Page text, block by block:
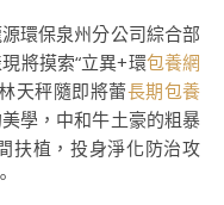
環保泉州分公司綜合部
將摸索“立異+環包養網
天秤隨即將蕾長期包養
學，中和牛土豪的粗暴
植，投身淨化防治攻